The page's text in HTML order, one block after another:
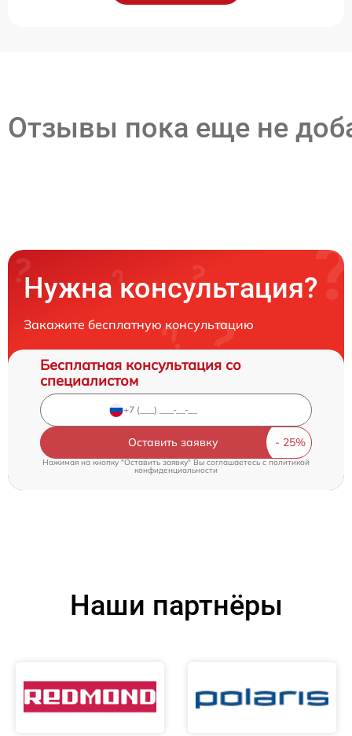
Отзывы пока еще не
Нужна консультация?
Закажите бесплатную консультацию
Бесплатная консультация со
специалистом
Оставить заявку
Нажимая на кнопку "Оставить заявку" Вы соглашаетесь cполитикой
конфиденциальности
Наши партнёры